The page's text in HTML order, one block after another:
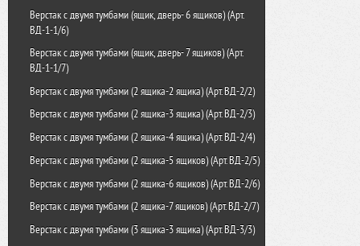
Шкаф для ключей КЛ-30П
Шкаф для ключей КЛ-40П
Шкаф для ключей КЛ-50П
Шкаф для ключей КЛ-1
Брелок для ключей универсальный
Шкаф для ключей К-20
Шкаф для ключей К-48
Шкаф для ключей К-96
Шкаф картотечный ШК-8(A4)
Шкаф картотечный ШК-8(A5)
Шкаф картотечный ШК-8(A6)
Шкаф картотечный ШК-9(A5)
Шкаф картотечный ШК-9(A6)
Шкаф картотечный ШК-65
Верстак с двумя тумбами (ящик, дверь- 6 ящиков) (Арт.
ВД-1-1/6)
Верстак с двумя тумбами (ящик, дверь- 7 ящиков) (Арт.
ВД-1-1/7)
Верстак с двумя тумбами (2 ящика-2 ящика) (Арт. ВД-2/2)
Верстак с двумя тумбами (2 ящика-3 ящика) (Арт. ВД-2/3)
Верстак с двумя тумбами (2 ящика-4 ящика) (Арт. ВД-2/4)
Верстак с двумя тумбами (2 ящика-5 ящиков) (Арт. ВД-2/5)
Верстак с двумя тумбами (2 ящика-6 ящиков) (Арт. ВД-2/6)
Верстак с двумя тумбами (2 ящика-7 ящиков) (Арт. ВД-2/7)
Верстак с двумя тумбами (3 ящика-3 ящика) (Арт. ВД-3/3)